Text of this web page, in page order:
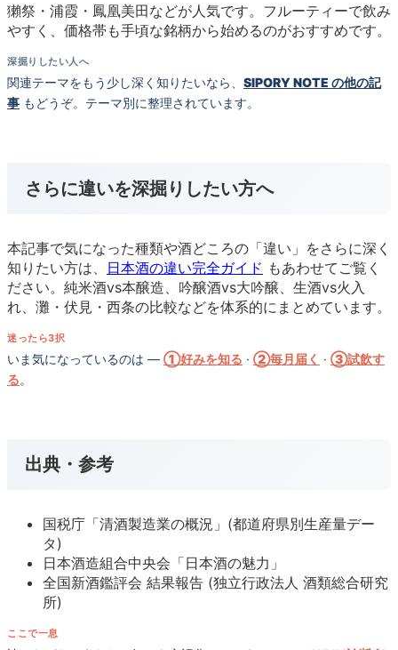
獺祭・浦霞・鳳凰美田などが人気です。フルーティーで飲み
やすく、価格帯も手頃な銘柄から始めるのがおすすめです。
深掘りしたい人へ
関連テーマをもう少し深く知りたいなら、 SIPORY NOTE の他の記
事 もどうぞ。テーマ別に整理されています。
さらに違いを深掘りしたい方へ
本記事で気になった種類や酒どころの「違い」をさらに深く
知りたい方は、 日本酒の違い完全ガイド もあわせてご覧く
ださい。純米酒vs本醸造、吟醸酒vs大吟醸、生酒vs火入
れ、灘・伏見・西条の比較などを体系的にまとめています。
迷ったら3択
いま気になっているのは — ①好みを知る · ②毎月届く · ③試飲す
る。
出典・参考
国税庁「清酒製造業の概況」(都道府県別生産量デー
タ)
日本酒造組合中央会「日本酒の魅力」
全国新酒鑑評会 結果報告 (独立行政法人 酒類総合研究
所)
ここで一息